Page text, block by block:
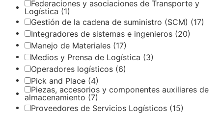
Federaciones y asociaciones de Transporte y
Logística (1)
Gestión de la cadena de suministro (SCM) (17)
Integradores de sistemas e ingenieros (20)
Manejo de Materiales (17)
Medios y Prensa de Logística (3)
Operadores logísticos (6)
Pick and Place (4)
Piezas, accesorios y componentes auxiliares de
almacenamiento (7)
Proveedores de Servicios Logísticos (15)